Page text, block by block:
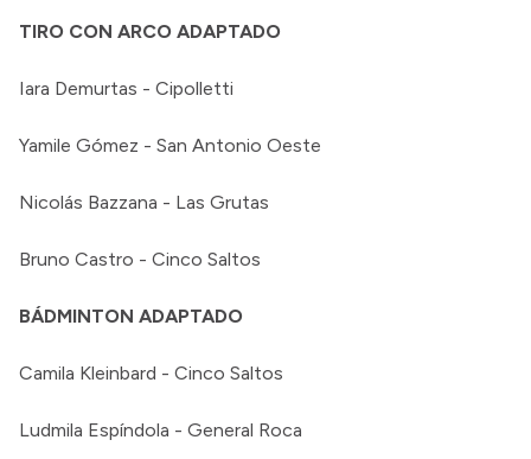
TIRO CON ARCO ADAPTADO
Iara Demurtas - Cipolletti
Yamile Gómez - San Antonio Oeste
Nicolás Bazzana - Las Grutas
Bruno Castro - Cinco Saltos
BÁDMINTON ADAPTADO
Camila Kleinbard - Cinco Saltos
Ludmila Espíndola - General Roca